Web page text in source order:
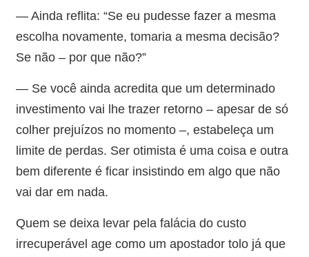
— Ainda reflita: “Se eu pudesse fazer a mesma
escolha novamente, tomaria a mesma decisão?
Se não – por que não?”
— Se você ainda acredita que um determinado
investimento vai lhe trazer retorno – apesar de só
colher prejuízos no momento –, estabeleça um
limite de perdas. Ser otimista é uma coisa e outra
bem diferente é ficar insistindo em algo que não
vai dar em nada.
Quem se deixa levar pela falácia do custo
irrecuperável age como um apostador tolo já que